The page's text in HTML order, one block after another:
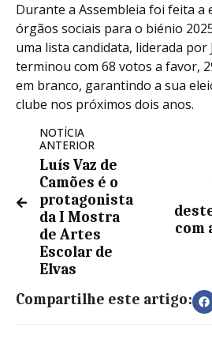
Durante a Assembleia foi feita a
órgãos sociais para o biénio
uma lista candidata, liderada por
terminou com 68 votos a favor,
em branco, garantindo a sua
clube nos próximos dois anos.
NOTÍCIA
ANTERIOR
Luís Vaz de
Camões é o
protagonista
da I Mostra
de Artes
Escolar de
Elvas
com
Compartilhe este artigo: